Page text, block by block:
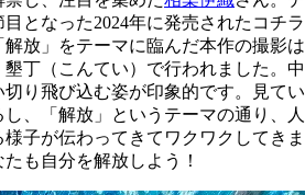
となった2024年に発売されたコチラ
放」をテーマに臨んだ本作の撮影は
丁（こんてい）で行われました。中
り飛び込む姿が印象的です。見てい
、「解放」というテーマの通り、人
子が伝わってきてワクワクしてきま
も自分を解放しよう！